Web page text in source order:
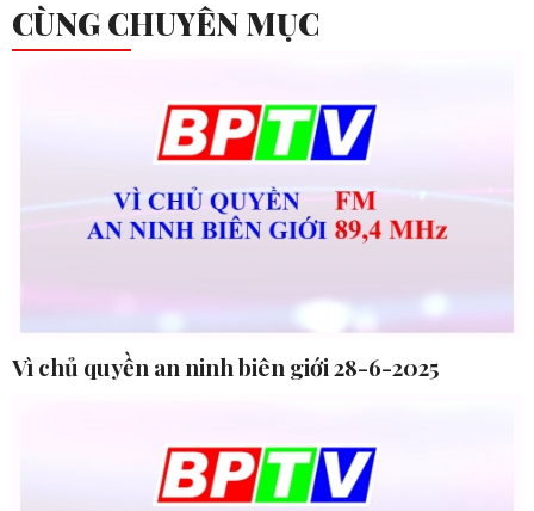
CÙNG CHUYÊN MỤC
Vì chủ quyền an ninh biên giới 28-6-2025